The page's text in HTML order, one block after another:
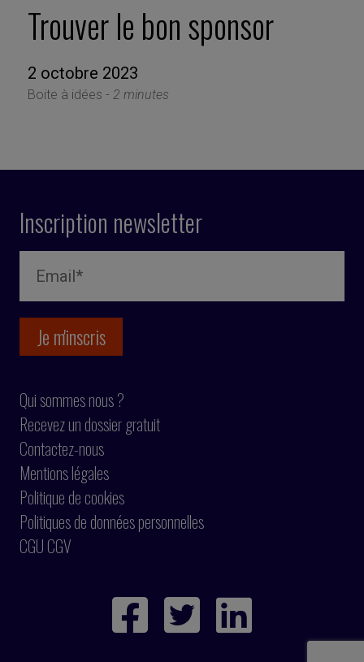
Trouver le bon sponsor
2 octobre 2023
Boite à idées - 2 minutes
Inscription newsletter
Qui sommes nous ?
Recevez un dossier gratuit
Contactez-nous
Mentions légales
Politique de cookies
Politiques de données personnelles
CGU CGV